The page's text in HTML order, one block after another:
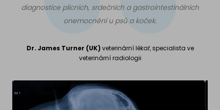
diagnostice plicních, srdečních a gastrointestinálních
onemocnění u psů a koček.
Dr. James Turner (UK) veterinární lékař, specialista ve
veterinární radiologii